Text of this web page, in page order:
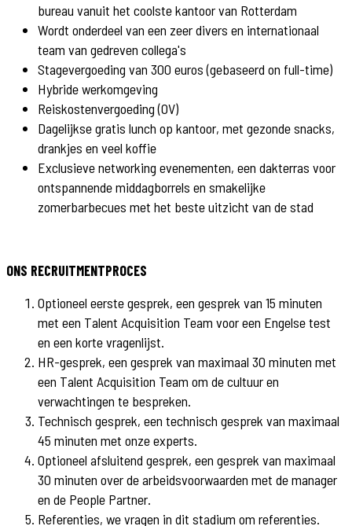
bureau vanuit het coolste kantoor van Rotterdam
Wordt onderdeel van een zeer divers en internationaal
team van gedreven collega's
Stagevergoeding van 300 euros (gebaseerd on full-time)
Hybride werkomgeving
Reiskostenvergoeding (OV)
Dagelijkse gratis lunch op kantoor, met gezonde snacks,
drankjes en veel koffie
Exclusieve networking evenementen, een dakterras voor
ontspannende middagborrels en smakelijke
zomerbarbecues met het beste uitzicht van de stad
ONS RECRUITMENTPROCES
Optioneel eerste gesprek, een gesprek van 15 minuten
met een Talent Acquisition Team voor een Engelse test
en een korte vragenlijst.
HR-gesprek, een gesprek van maximaal 30 minuten met
een Talent Acquisition Team om de cultuur en
verwachtingen te bespreken.
Technisch gesprek, een technisch gesprek van maximaal
45 minuten met onze experts.
Optioneel afsluitend gesprek, een gesprek van maximaal
30 minuten over de arbeidsvoorwaarden met de manager
en de People Partner.
Referenties, we vragen in dit stadium om referenties.